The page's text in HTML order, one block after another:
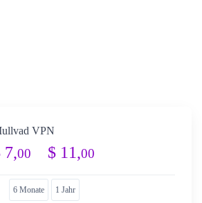
VPN
7,00 $ 11,00
6 Monate 1 Jahr